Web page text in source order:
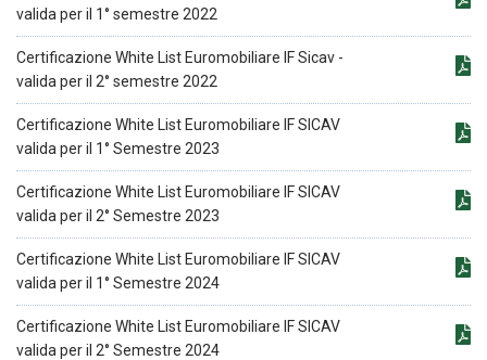
valida per il 1° semestre 2022
Certificazione White List Euromobiliare IF Sicav -
valida per il 2° semestre 2022
Certificazione White List Euromobiliare IF SICAV
valida per il 1° Semestre 2023
Certificazione White List Euromobiliare IF SICAV
valida per il 2° Semestre 2023
Certificazione White List Euromobiliare IF SICAV
valida per il 1° Semestre 2024
Certificazione White List Euromobiliare IF SICAV
valida per il 2° Semestre 2024